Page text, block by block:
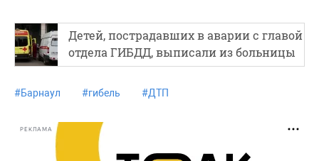
Детей, пострадавших в аварии с главой
отдела ГИБДД, выписали из больницы
#Барнаул #гибель #ДТП
РЕКЛАМА